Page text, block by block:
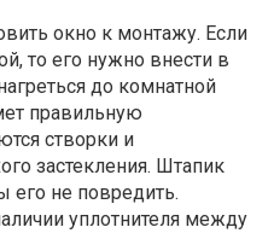
окно к монтажу. Если
то его нужно внести в
до комнатной
правильную
створки и
застекления. Штапик
его не повредить.
уплотнителя между